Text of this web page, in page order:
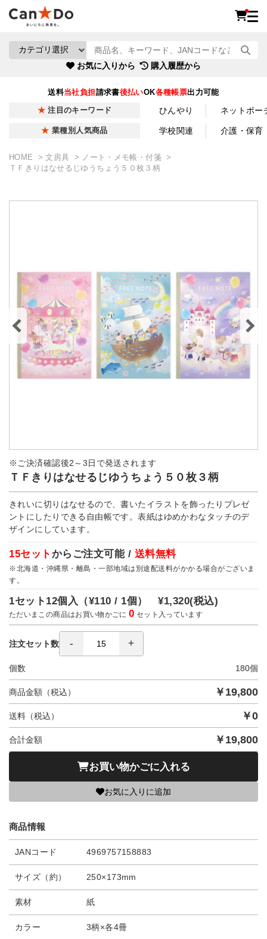
お気に入りから 購入履歴から
送料当社負担請求書後払いOK各種帳票出力可能
注目のキーワード ひんやり ネットポー
業種別人気商品 学校関連 介護・保育
HOME 文房具
ノート・メモ帳・付箋
ＴＦきりはなせるじゆうちょう５０枚３柄
※ご決済確認後2～3日で発送されます
ＴＦきりはなせるじゆうちょう５０枚３柄
きれいに切りはなせるので、書いたイラストを飾ったりプレゼ
ントにしたりできる自由帳です。表紙はゆめかわなタッチのデ
ザインにしています。
15セット からご注文可能 / 送料無料
※北海道・沖縄県・離島・一部地域は別途配送料がかかる場合がございま
す。
1セット12個入（¥110 / 1個）¥1,320(税込)
ただいまこの商品はお買い物かごに0 セット入っています
注文セット数
個数 180個
商品金額（税込） ￥ 19,800
送料（税込） ￥0
合計金額 ￥ 19,800
お買い物かごに入れる
お気に入りに追加
商品情報
JANコード 4969757158883
サイズ（約） 250×173mm
素材 紙
カラー 3柄×各4冊